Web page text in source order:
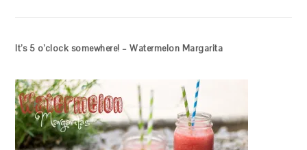
It’s 5 o’clock somewhere! – Watermelon Margarita